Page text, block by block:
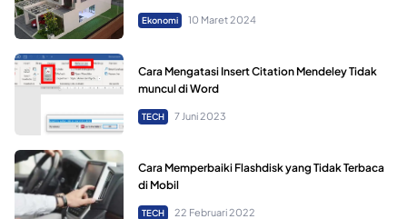
Ekonomi 10 Maret 2024
Cara Mengatasi Insert Citation Mendeley Tidak
muncul di Word
TECH 7 Juni 2023
Cara Memperbaiki Flashdisk yang Tidak Terbaca
di Mobil
TECH 22 Februari 2022